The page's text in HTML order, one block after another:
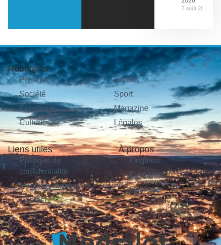
7 août 2026
Rubriques
Politique
Société
Économie
Culture
Sorties
Sport
Magazine
Légales
Liens utiles
Politique de
confidentialité
Mentions légales
Contact
À propos
Origines
Carrières
Publicité